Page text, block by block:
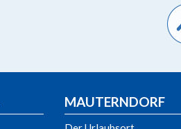
MAUTERNDORF